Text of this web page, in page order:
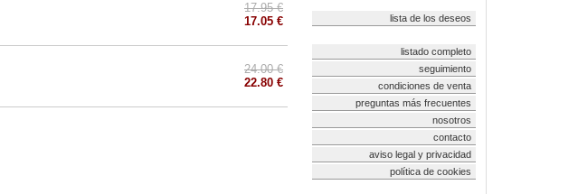
17.95 €
17.05 €
24.00 €
22.80 €
lista de los deseos
listado completo
seguimiento
condiciones de venta
preguntas más frecuentes
nosotros
contacto
aviso legal y privacidad
política de cookies